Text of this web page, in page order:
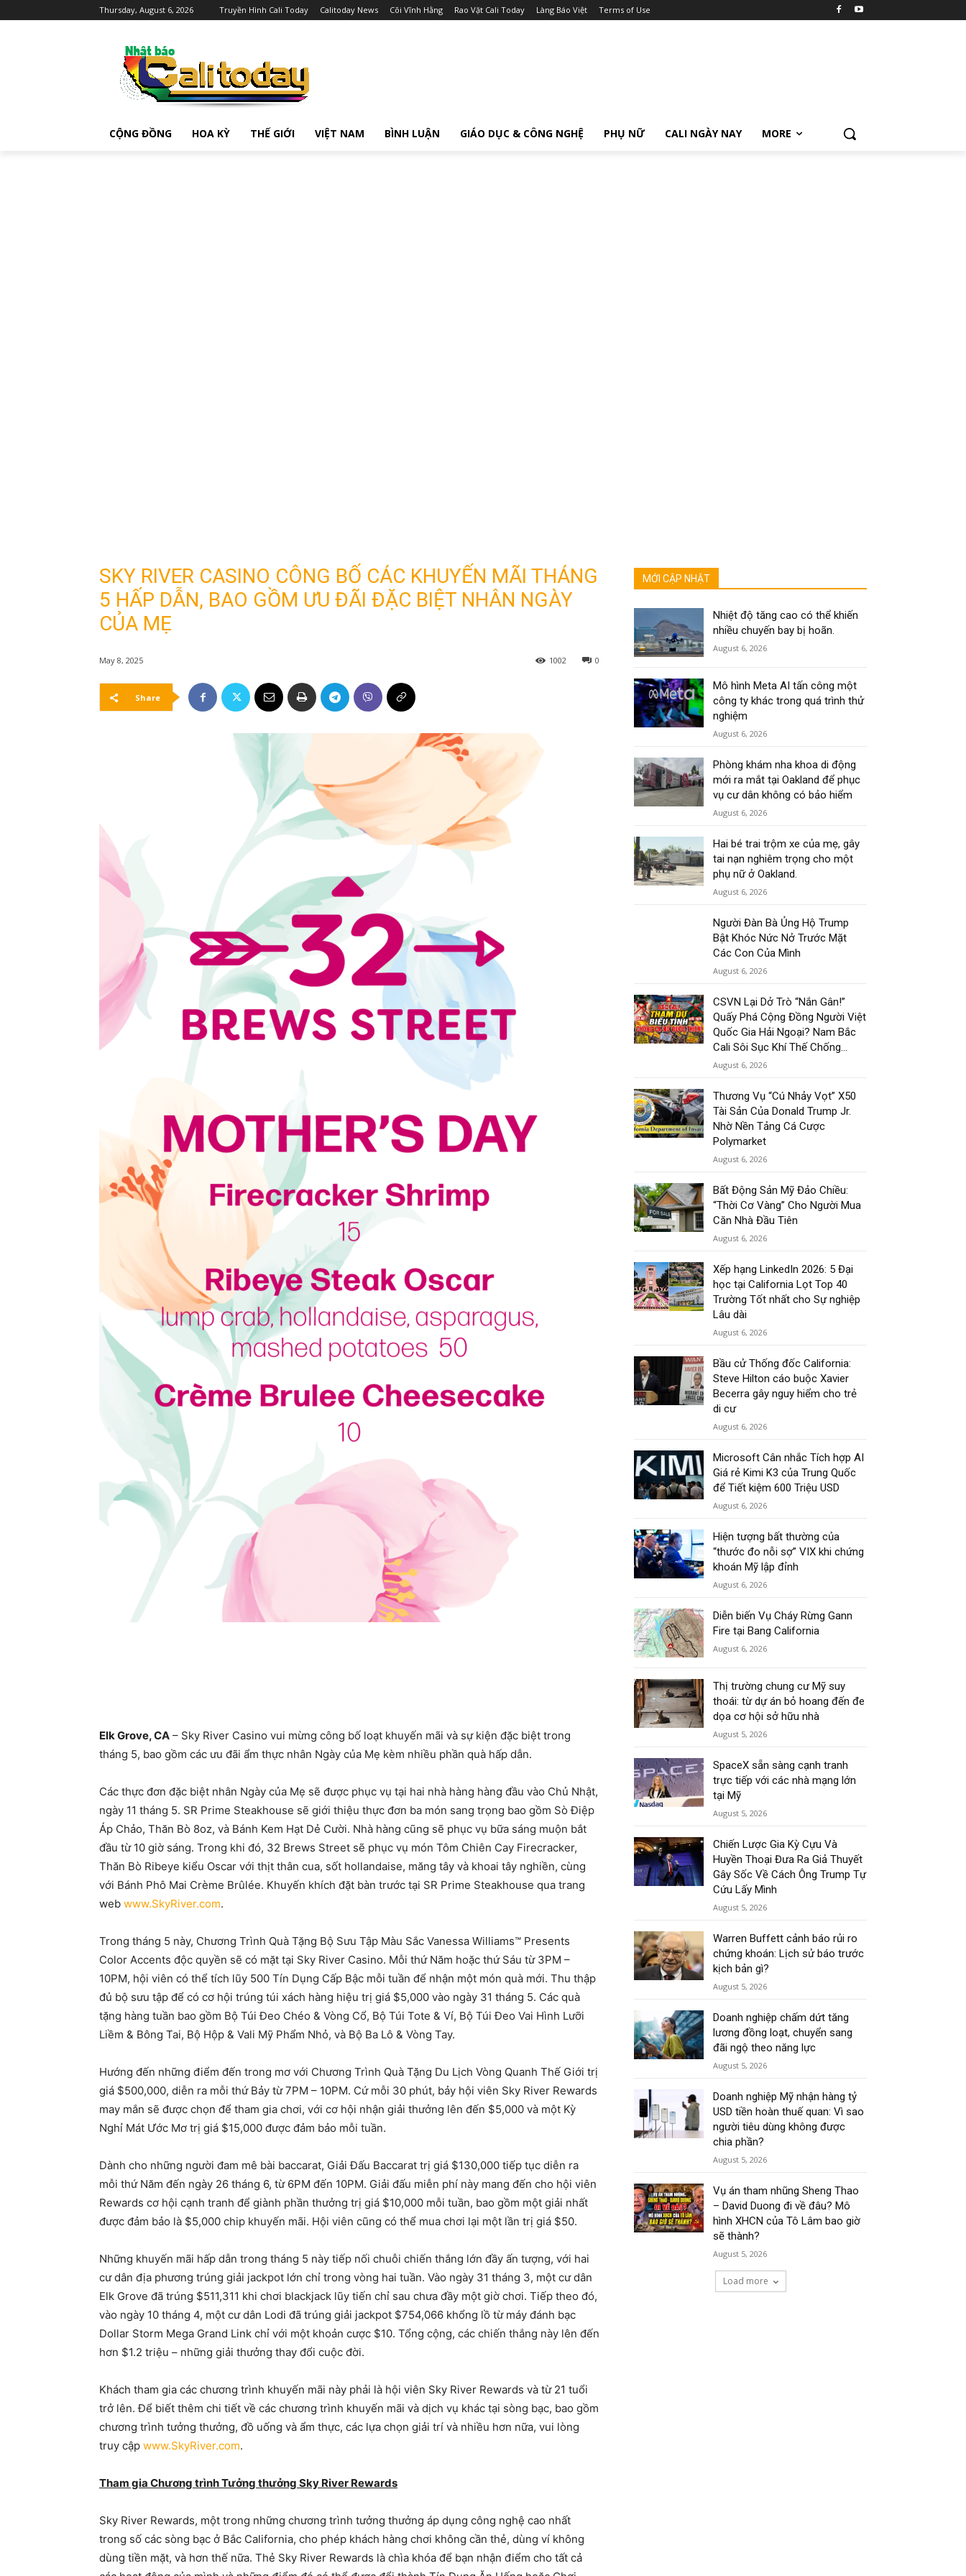
Thursday, August 6, 2026 Truyền Hình Cali Today Calitoday News Cõi Vĩnh Hằng Rao Vặt Cali Today Làng Báo Việt Terms of Use
CỘNG ĐỒNG HOA KỲ THẾ GIỚI VIỆT NAM BÌNH LUẬN GIÁO DỤC & CÔNG NGHỆ PHỤ NỮ CALI NGÀY NAY MORE
SKY RIVER CASINO CÔNG BỐ CÁC KHUYẾN MÃI THÁNG
5 HẤP DẪN, BAO GỒM ƯU ĐÃI ĐẶC BIỆT NHÂN NGÀY
CỦA MẸ
May 8, 2025 0
1002
Share
Elk Grove, CA – Sky River Casino vui mừng công bố loạt khuyến mãi và sự kiện đặc biệt trong
tháng 5, bao gồm các ưu đãi ẩm thực nhân Ngày của Mẹ kèm nhiều phần quà hấp dẫn.
Các thực đơn đặc biệt nhân Ngày của Mẹ sẽ được phục vụ tại hai nhà hàng hàng đầu vào Chủ Nhật,
ngày 11 tháng 5. SR Prime Steakhouse sẽ giới thiệu thực đơn ba món sang trọng bao gồm Sò Điệp
Áp Chảo, Thăn Bò 8oz, và Bánh Kem Hạt Dẻ Cười. Nhà hàng cũng sẽ phục vụ bữa sáng muộn bắt
đầu từ 10 giờ sáng. Trong khi đó, 32 Brews Street sẽ phục vụ món Tôm Chiên Cay Firecracker,
Thăn Bò Ribeye kiểu Oscar với thịt thân cua, sốt hollandaise, măng tây và khoai tây nghiền, cùng
với Bánh Phô Mai Crème Brûlée. Khuyến khích đặt bàn trước tại SR Prime Steakhouse qua trang
web www.SkyRiver.com.
Trong tháng 5 này, Chương Trình Quà Tặng Bộ Sưu Tập Màu Sắc Vanessa Williams™ Presents
Color Accents độc quyền sẽ có mặt tại Sky River Casino. Mỗi thứ Năm hoặc thứ Sáu từ 3PM –
10PM, hội viên có thể tích lũy 500 Tín Dụng Cấp Bậc mỗi tuần để nhận một món quà mới. Thu thập
đủ bộ sưu tập để có cơ hội trúng túi xách hàng hiệu trị giá $5,000 vào ngày 31 tháng 5. Các quà
tặng hàng tuần bao gồm Bộ Túi Đeo Chéo & Vòng Cổ, Bộ Túi Tote & Ví, Bộ Túi Đeo Vai Hình Lưỡi
Liềm & Bông Tai, Bộ Hộp & Vali Mỹ Phẩm Nhỏ, và Bộ Ba Lô & Vòng Tay.
Hướng đến những điểm đến trong mơ với Chương Trình Quà Tặng Du Lịch Vòng Quanh Thế Giới trị
giá $500,000, diễn ra mỗi thứ Bảy từ 7PM – 10PM. Cứ mỗi 30 phút, bảy hội viên Sky River Rewards
may mắn sẽ được chọn để tham gia chơi, với cơ hội nhận giải thưởng lên đến $5,000 và một Kỳ
Nghỉ Mát Ước Mơ trị giá $15,000 được đảm bảo mỗi tuần.
Dành cho những người đam mê bài baccarat, Giải Đấu Baccarat trị giá $130,000 tiếp tục diễn ra
mỗi thứ Năm đến ngày 26 tháng 6, từ 6PM đến 10PM. Giải đấu miễn phí này mang đến cho hội viên
Rewards cơ hội cạnh tranh để giành phần thưởng trị giá $10,000 mỗi tuần, bao gồm một giải nhất
được đảm bảo là $5,000 chip khuyến mãi. Hội viên cũng có thể mua chơi lại một lần trị giá $50.
Những khuyến mãi hấp dẫn trong tháng 5 này tiếp nối chuỗi chiến thắng lớn đầy ấn tượng, với hai
cư dân địa phương trúng giải jackpot lớn chỉ trong vòng hai tuần. Vào ngày 31 tháng 3, một cư dân
Elk Grove đã trúng $511,311 khi chơi blackjack lũy tiến chỉ sau chưa đầy một giờ chơi. Tiếp theo đó,
vào ngày 10 tháng 4, một cư dân Lodi đã trúng giải jackpot $754,066 khổng lồ từ máy đánh bạc
Dollar Storm Mega Grand Link chỉ với một khoản cược $10. Tổng cộng, các chiến thắng này lên đến
hơn $1.2 triệu – những giải thưởng thay đổi cuộc đời.
Khách tham gia các chương trình khuyến mãi này phải là hội viên Sky River Rewards và từ 21 tuổi
trở lên. Để biết thêm chi tiết về các chương trình khuyến mãi và dịch vụ khác tại sòng bạc, bao gồm
chương trình tưởng thưởng, đồ uống và ẩm thực, các lựa chọn giải trí và nhiều hơn nữa, vui lòng
truy cập www.SkyRiver.com.
Tham gia Chương trình Tưởng thưởng Sky River Rewards
Sky River Rewards, một trong những chương trình tưởng thưởng áp dụng công nghệ cao nhất
trong số các sòng bạc ở Bắc California, cho phép khách hàng chơi không cần thẻ, dùng ví không
dùng tiền mặt, và hơn thế nữa. Thẻ Sky River Rewards là chìa khóa để bạn nhận điểm cho tất cả
MỚI CẬP NHẬT
Nhiệt độ tăng cao có thể khiến
nhiều chuyến bay bị hoãn.
August 6, 2026
Mô hình Meta AI tấn công một
công ty khác trong quá trình thử
nghiệm
August 6, 2026
Phòng khám nha khoa di động
mới ra mắt tại Oakland để phục
vụ cư dân không có bảo hiểm
August 6, 2026
Hai bé trai trộm xe của mẹ, gây
tai nạn nghiêm trọng cho một
phụ nữ ở Oakland.
August 6, 2026
Người Đàn Bà Ủng Hộ Trump
Bật Khóc Nức Nở Trước Mặt
Các Con Của Mình
August 6, 2026
CSVN Lại Dở Trò “Nắn Gân!”
Quấy Phá Cộng Đồng Người Việt
Quốc Gia Hải Ngoại? Nam Bắc
Cali Sôi Sục Khí Thế Chống...
August 6, 2026
Thương Vụ “Cú Nhảy Vọt” X50
Tài Sản Của Donald Trump Jr.
Nhờ Nền Tảng Cá Cược
Polymarket
August 6, 2026
Bất Động Sản Mỹ Đảo Chiều:
“Thời Cơ Vàng” Cho Người Mua
Căn Nhà Đầu Tiên
August 6, 2026
Xếp hạng LinkedIn 2026: 5 Đại
học tại California Lọt Top 40
Trường Tốt nhất cho Sự nghiệp
Lâu dài
August 6, 2026
Bầu cử Thống đốc California:
Steve Hilton cáo buộc Xavier
Becerra gây nguy hiểm cho trẻ
di cư
August 6, 2026
Microsoft Cân nhắc Tích hợp AI
Giá rẻ Kimi K3 của Trung Quốc
để Tiết kiệm 600 Triệu USD
August 6, 2026
Hiện tượng bất thường của
“thước đo nỗi sợ” VIX khi chứng
khoán Mỹ lập đỉnh
August 6, 2026
Diễn biến Vụ Cháy Rừng Gann
Fire tại Bang California
August 6, 2026
Thị trường chung cư Mỹ suy
thoái: từ dự án bỏ hoang đến đe
dọa cơ hội sở hữu nhà
August 5, 2026
SpaceX sẵn sàng cạnh tranh
trực tiếp với các nhà mạng lớn
tại Mỹ
August 5, 2026
Chiến Lược Gia Kỳ Cựu Và
Huyền Thoại Đưa Ra Giả Thuyết
Gây Sốc Về Cách Ông Trump Tự
Cứu Lấy Mình
August 5, 2026
Warren Buffett cảnh báo rủi ro
chứng khoán: Lịch sử báo trước
kịch bản gì?
August 5, 2026
Doanh nghiệp chấm dứt tăng
lương đồng loạt, chuyển sang
đãi ngộ theo năng lực
August 5, 2026
Doanh nghiệp Mỹ nhận hàng tỷ
USD tiền hoàn thuế quan: Vì sao
người tiêu dùng không được
chia phần?
August 5, 2026
Vụ án tham nhũng Sheng Thao
– David Duong đi về đâu? Mô
hình XHCN của Tô Lâm bao giờ
sẽ thành?
August 5, 2026
Load more